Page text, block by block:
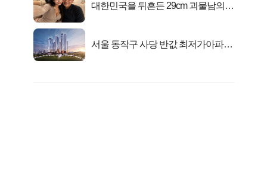
대한민국을 뒤흔든 29cm 괴물남의
서울 동작구 사당 반값 최저가아파트